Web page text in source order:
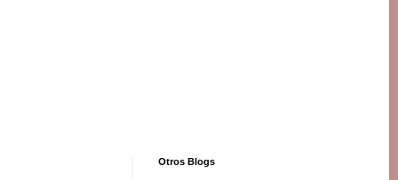
Otros Blogs